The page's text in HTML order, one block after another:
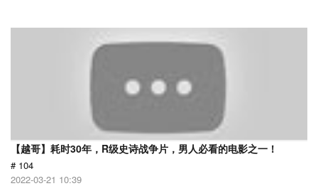
【越哥】耗时30年，R级史诗战争片，男人必看的电影之一！
# 104
2022-03-21 10:39